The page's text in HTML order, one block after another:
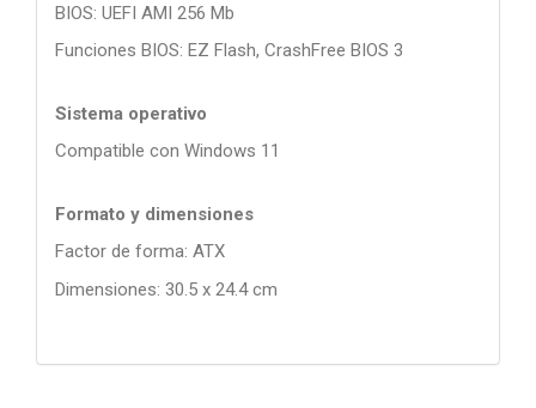
BIOS: UEFI AMI 256 Mb
Funciones BIOS: EZ Flash, CrashFree BIOS 3
Sistema operativo
Compatible con Windows 11
Formato y dimensiones
Factor de forma: ATX
Dimensiones: 30.5 x 24.4 cm